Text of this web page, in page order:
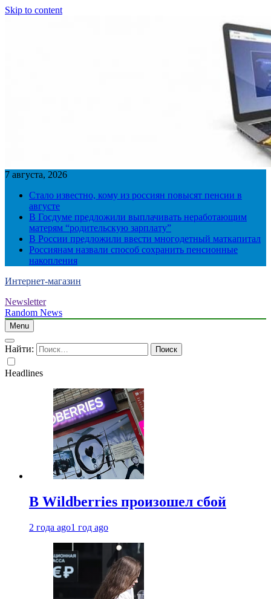
Skip to content
7 августа, 2026
Стало известно, кому из россиян повысят пенсии в
августе
В Госдуме предложили выплачивать неработающим
матерям “родительскую зарплату”
В России предложили ввести многодетный маткапитал
Россиянам назвали способ сохранить пенсионные
накопления
Интернет-магазин
Newsletter
Random News
Menu
Найти:
Headlines
В Wildberries произошел сбой
2 года ago1 год ago